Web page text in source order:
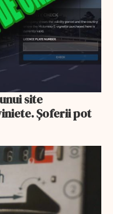
site
Șoferii pot